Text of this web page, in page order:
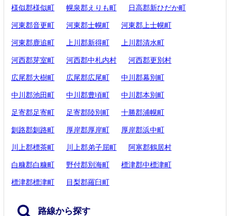
様似郡様似町 幌泉郡えりも町 日高郡新ひだか町
河東郡音更町 河東郡士幌町 河東郡上士幌町
河東郡鹿追町 上川郡新得町 上川郡清水町
河西郡芽室町 河西郡中札内村 河西郡更別村
広尾郡大樹町 広尾郡広尾町 中川郡幕別町
中川郡池田町 中川郡豊頃町 中川郡本別町
足寄郡足寄町 足寄郡陸別町 十勝郡浦幌町
釧路郡釧路町 厚岸郡厚岸町 厚岸郡浜中町
川上郡標茶町 川上郡弟子屈町 阿寒郡鶴居村
白糠郡白糠町 野付郡別海町 標津郡中標津町
標津郡標津町 目梨郡羅臼町
路線から探す